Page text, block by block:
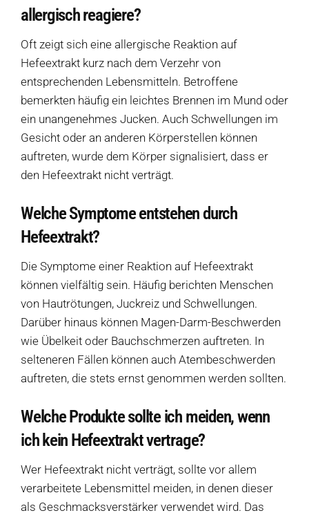
allergisch reagiere?
Oft zeigt sich eine allergische Reaktion auf
Hefeextrakt kurz nach dem Verzehr von
entsprechenden Lebensmitteln. Betroffene
bemerkten häufig ein leichtes Brennen im Mund oder
ein unangenehmes Jucken. Auch Schwellungen im
Gesicht oder an anderen Körperstellen können
auftreten, wurde dem Körper signalisiert, dass er
den Hefeextrakt nicht verträgt.
Welche Symptome entstehen durch
Hefeextrakt?
Die Symptome einer Reaktion auf Hefeextrakt
können vielfältig sein. Häufig berichten Menschen
von Hautrötungen, Juckreiz und Schwellungen.
Darüber hinaus können Magen-Darm-Beschwerden
wie Übelkeit oder Bauchschmerzen auftreten. In
selteneren Fällen können auch Atembeschwerden
auftreten, die stets ernst genommen werden sollten.
Welche Produkte sollte ich meiden, wenn
ich kein Hefeextrakt vertrage?
Wer Hefeextrakt nicht verträgt, sollte vor allem
verarbeitete Lebensmittel meiden, in denen dieser
als Geschmacksverstärker verwendet wird. Das
Hofladen Seebach
Verkaufswagen-Tour
Weitere Verkaufsstellen
Über uns